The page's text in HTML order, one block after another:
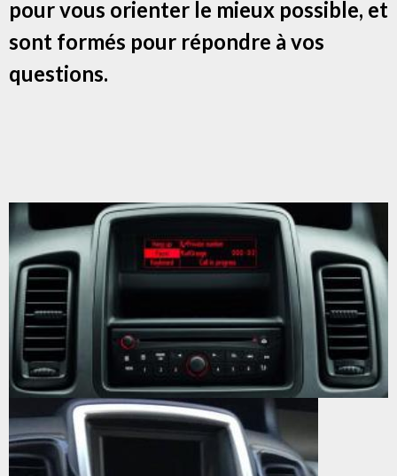
pour vous orienter le mieux possible, et
sont formés pour répondre à vos
questions.